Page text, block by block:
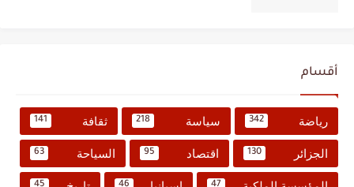
أقسام
رياضة 342 سياسة 218 ثقافة 141
الجزائر 130 اقتصاد 95 السياحة 63